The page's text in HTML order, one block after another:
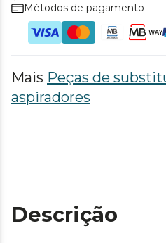
Métodos de pagamento
Mais Peças de
aspiradores
Descrição